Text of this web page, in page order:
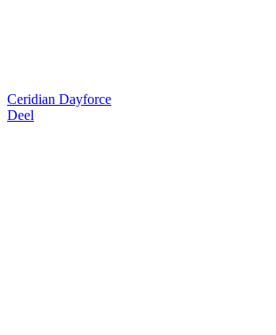
Ceridian Dayforce
Deel